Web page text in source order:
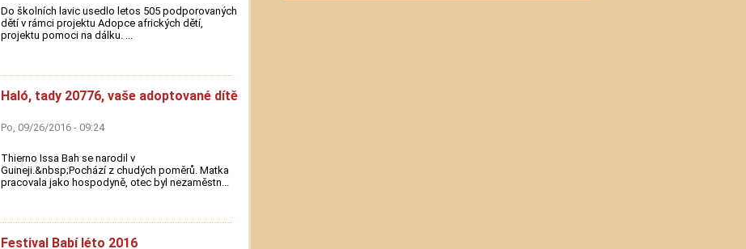
Do školních lavic usedlo letos 505 podporovaných
dětí v rámci projektu Adopce afrických dětí,
projektu pomoci na dálku. ...
Haló, tady 20776, vaše adoptované dítě
Po, 09/26/2016 - 09:24
Thierno Issa Bah se narodil v
Guineji.&nbsp;Pochází z chudých poměrů. Matka
pracovala jako hospodyně, otec byl nezaměstn...
Festival Babí léto 2016